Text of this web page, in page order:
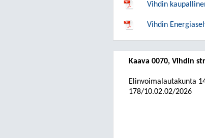
Vihdin
Vihdin
Kaava 0070, Vihdin
Elinvoimalautakunta
178/10.02.02/2026